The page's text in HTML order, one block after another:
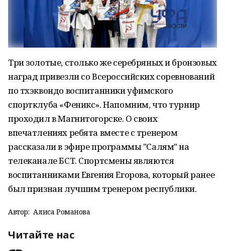
Три золотые, столько же серебряных и бронзовых
наград привезли со Всероссийских соревнований
по тхэквондо воспитанники уфимского
спортклуба «Феникс». Напомним, что турнир
проходил в Магнитогорске. О своих
впечатлениях ребята вместе с тренером
рассказали в эфире программы "Салям" на
телеканале БСТ. Спортсмены являются
воспитанниками Евгения Егорова, который ранее
был признан лучшим тренером республики.
Автор: Алиса Романова
Читайте нас